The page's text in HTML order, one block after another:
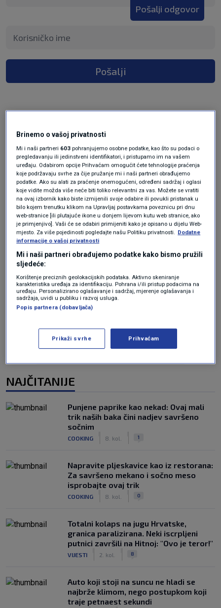
Pošalji odgovor
Pošalji
Oglas
Oglas
NAJČITANIJE
Punjene paprike kao nekad: Ovaj mali
trik naših baka čini nadjev savršeno
sočnim
COOKING 8. kol. 1
Napravite pljeskavice kao iz restorana:
Za savršeno mekano i sočno meso
isprobajte ovaj trik
COOKING 8. kol. 0
Totalni kolaps na jugu Hrvatske,
granica paralizirana. Neki iscrpljeni
putnici završili na Hitnoj: "Ovo je teror!"
VIJESTI 2. kol. 8
Auto koji stoji na suncu ne hladi se
najbrže klimom, nego postupkom koji
traje petnaest sekundi
Brinemo o vašoj privatnosti
Mi i naši partneri 603 pohranjujemo osobne podatke, kao što su podaci o
pregledavanju ili jedinstveni identifikatori, i pristupamo im na vašem
uređaju. Odabirom opcije Prihvaćam omogućit ćete tehnologije praćenja
koje podržavaju svrhe za čije pružanje mi i naši partneri obrađujemo
podatke. Ako su alati za praćenje onemogućeni, određeni sadržaj i oglasi
koje vidite možda više neće biti toliko relevantni za vas. Možete se vratiti
na ovaj izbornik kako biste izmijenili svoje odabire ili povukli pristanak u
bilo kojem trenutku klikom na Upravljaj postavkama poveznicu pri dnu
web-stranice [ili plutajuće ikone u donjem lijevom kutu web stranice, ako
je primjenjivo]. Vaši će se odabiri primijeniti kako je opisano u dijelu Web-
mjesto. Za više pojedinosti pogledajte našu Politiku privatnosti. Dodatne
informacije o vašoj privatnosti
Mi i naši partneri obrađujemo podatke kako bismo pružili
sljedeće:
Korištenje preciznih geolokacijskih podataka. Aktivno skeniranje
karakteristika uređaja za identifikaciju. Pohrana i/ili pristup podacima na
uređaju. Personalizirano oglašavanje i sadržaj, mjerenje oglašavanja i
sadržaja, uvidi u publiku i razvoj usluga.
Popis partnera (dobavljača)
Prikaži svrhe Prihvaćam